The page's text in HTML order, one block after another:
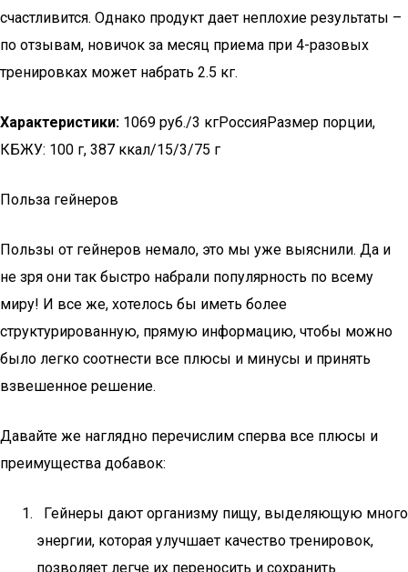
счастливится. Однако продукт дает неплохие результаты –
по отзывам, новичок за месяц приема при 4-разовых
тренировках может набрать 2.5 кг.
Характеристики: 1069 руб./3 кгРоссияРазмер порции,
КБЖУ: 100 г, 387 ккал/15/3/75 г
Польза гейнеров
Пользы от гейнеров немало, это мы уже выяснили. Да и
не зря они так быстро набрали популярность по всему
миру! И все же, хотелось бы иметь более
структурированную, прямую информацию, чтобы можно
было легко соотнести все плюсы и минусы и принять
взвешенное решение.
Давайте же наглядно перечислим сперва все плюсы и
преимущества добавок:
Гейнеры дают организму пищу, выделяющую много
энергии, которая улучшает качество тренировок,
позволяет легче их переносить и сохранить